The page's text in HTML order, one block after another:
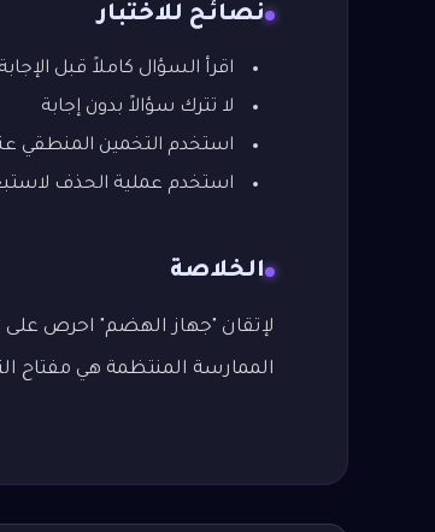
نصائح للاختبار
اقرأ السؤال كاملاً قبل الإجابة
لا تترك سؤالاً بدون إجابة
استخدم التخمين المنطقي
استخدم عملية الحذف
الخلاصة
لإتقان "جهاز الهضم" احرص على
الممارسة المنتظمة هي مفتاح